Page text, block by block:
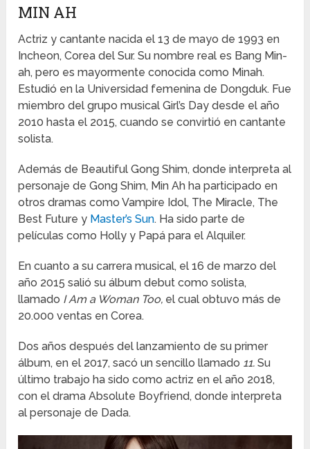
MIN AH
Actriz y cantante nacida el 13 de mayo de 1993 en
Incheon, Corea del Sur. Su nombre real es Bang Min-
ah, pero es mayormente conocida como Minah.
Estudió en la Universidad femenina de Dongduk. Fue
miembro del grupo musical Girl’s Day desde el año
2010 hasta el 2015, cuando se convirtió en cantante
solista.
Además de Beautiful Gong Shim, donde interpreta al
personaje de Gong Shim, Min Ah ha participado en
otros dramas como Vampire Idol, The Miracle, The
Best Future y Master’s Sun. Ha sido parte de
películas como Holly y Papá para el Alquiler.
En cuanto a su carrera musical, el 16 de marzo del
año 2015 salió su álbum debut como solista,
llamado I Am a Woman Too, el cual obtuvo más de
20.000 ventas en Corea.
Dos años después del lanzamiento de su primer
álbum, en el 2017, sacó un sencillo llamado 11.Su
último trabajo ha sido como actriz en el año 2018,
con el drama Absolute Boyfriend, donde interpreta
al personaje de Dada.